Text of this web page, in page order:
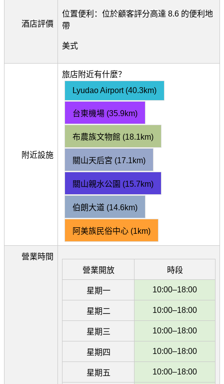
酒店評價
位置便利：位於顧客評分高達 8.6 的便利地
帶
美式
附近設施
旅店附近有什麼？
Lyudao Airport (40.3km)
台東機場 (35.9km)
布農族文物館 (18.1km)
關山天后宮 (17.1km)
關山親水公園 (15.7km)
伯朗大道 (14.6km)
阿美族民俗中心 (1km)
營業時間
營業開放
時段
星期一 10:00–18:00
星期二 10:00–18:00
星期三 10:00–18:00
星期四 10:00–18:00
星期五 10:00–18:00